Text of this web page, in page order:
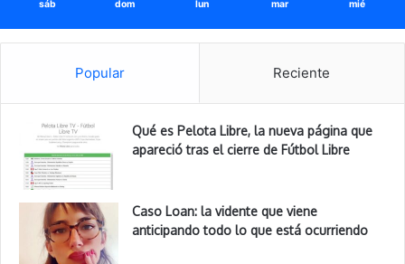
sáb dom lun mar mié
Popular Reciente
Qué es Pelota Libre, la nueva página que
apareció tras el cierre de Fútbol Libre
Caso Loan: la vidente que viene
anticipando todo lo que está ocurriendo